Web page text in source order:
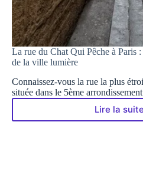
La rue du Chat Qui Pêche à Paris
de la ville lumière
Connaissez-vous la rue la plus
située dans le 5ème
Lire la suite
La